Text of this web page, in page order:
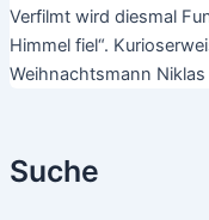
Suche
Verfilmt wird diesmal
Himmel fiel“.
Weihnachtsmann